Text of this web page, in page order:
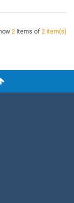
2 Items of 2 item(s)